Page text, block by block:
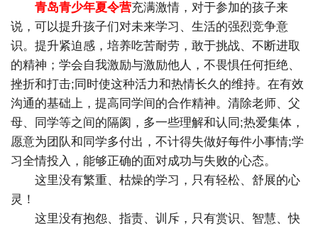
青岛青少年夏令营充满激情，对于参加的孩子来
说，可以提升孩子们对未来学习、生活的强烈竞争意
识。提升紧迫感，培养吃苦耐劳，敢于挑战、不断进取
的精神；学会自我激励与激励他人，不畏惧任何拒绝、
挫折和打击;同时使这种活力和热情长久的维持。在有效
沟通的基础上，提高同学间的合作精神。清除老师、父
母、同学等之间的隔阂，多一些理解和认同;热爱集体，
愿意为团队和同学多付出，不计得失做好每件小事情;学
习全情投入，能够正确的面对成功与失败的心态。
这里没有繁重、枯燥的学习，只有轻松、舒展的心
灵！
这里没有抱怨、指责、训斥，只有赏识、智慧、快